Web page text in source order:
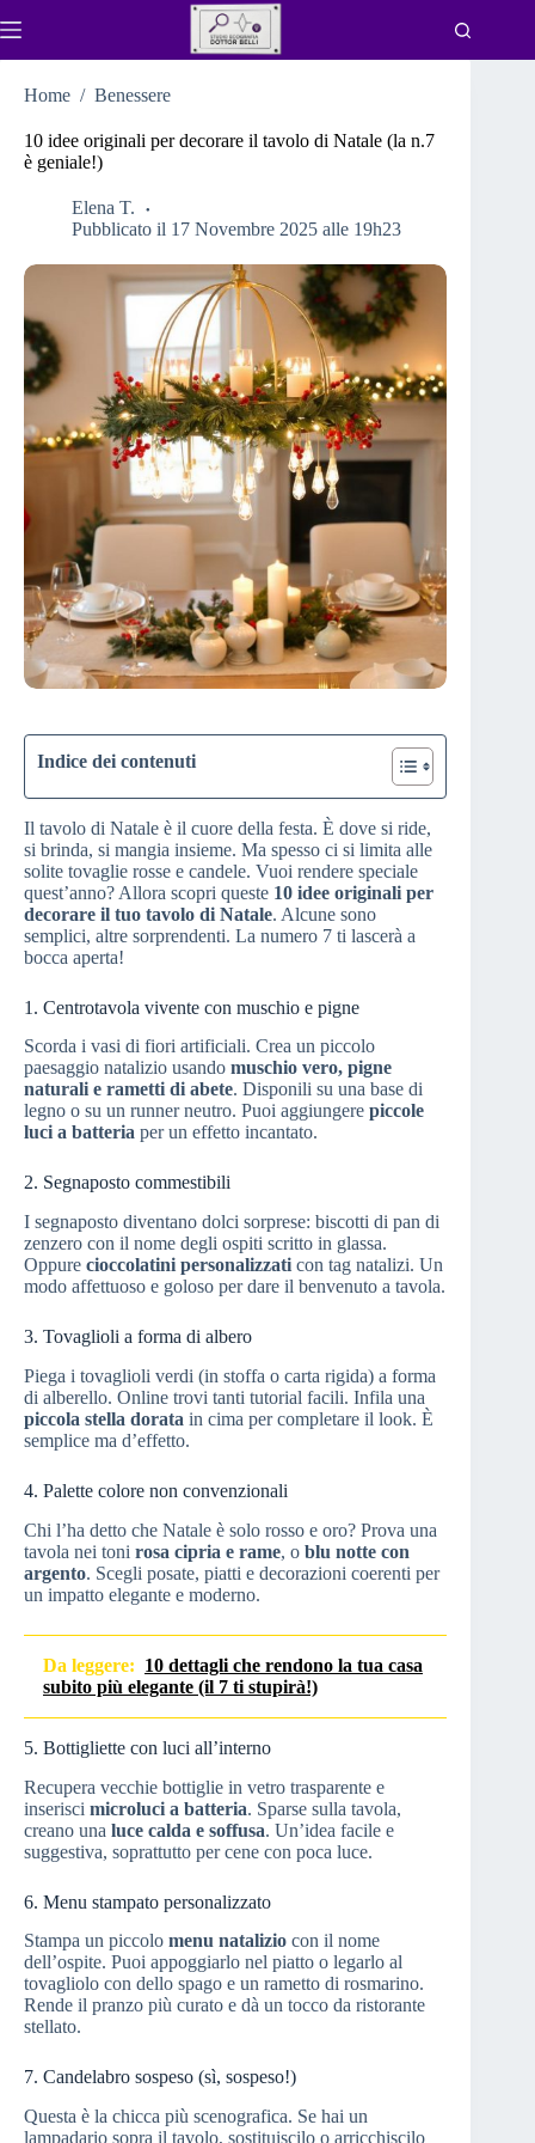
al
Home / Benessere
10 idee originali per decorare il tavolo di Natale (la n.7
è geniale!)
Elena T.
Pubblicato il 17 Novembre 2025 alle 19h23
Indice dei contenuti
Il tavolo di Natale è il cuore della festa. È dove si ride,
si brinda, si mangia insieme. Ma spesso ci si limita alle
solite tovaglie rosse e candele. Vuoi rendere speciale
quest’anno? Allora scopri queste 10 idee originali per
decorare il tuo tavolo di Natale. Alcune sono
semplici, altre sorprendenti. La numero 7 ti lascerà a
bocca aperta!
1. Centrotavola vivente con muschio e pigne
Scorda i vasi di fiori artificiali. Crea un piccolo
paesaggio natalizio usando muschio vero, pigne
naturali e rametti di abete. Disponili su una base di
legno o su un runner neutro. Puoi aggiungere piccole
luci a batteria per un effetto incantato.
2. Segnaposto commestibili
I segnaposto diventano dolci sorprese: biscotti di pan di
zenzero con il nome degli ospiti scritto in glassa.
Oppure cioccolatini personalizzati con tag natalizi. Un
modo affettuoso e goloso per dare il benvenuto a tavola.
3. Tovaglioli a forma di albero
Piega i tovaglioli verdi (in stoffa o carta rigida) a forma
di alberello. Online trovi tanti tutorial facili. Infila una
piccola stella dorata in cima per completare il look. È
semplice ma d’effetto.
4. Palette colore non convenzionali
Chi l’ha detto che Natale è solo rosso e oro? Prova una
tavola nei toni rosa cipria e rame, o blu notte con
argento. Scegli posate, piatti e decorazioni coerenti per
un impatto elegante e moderno.
Da leggere: 10 dettagli che rendono la tua casa
subito più elegante (il 7 ti stupirà!)
5. Bottigliette con luci all’interno
Recupera vecchie bottiglie in vetro trasparente e
inserisci microluci a batteria. Sparse sulla tavola,
creano una luce calda e soffusa. Un’idea facile e
suggestiva, soprattutto per cene con poca luce.
6. Menu stampato personalizzato
Stampa un piccolo menu natalizio con il nome
dell’ospite. Puoi appoggiarlo nel piatto o legarlo al
tovagliolo con dello spago e un rametto di rosmarino.
Rende il pranzo più curato e dà un tocco da ristorante
stellato.
7. Candelabro sospeso (sì, sospeso!)
Questa è la chicca più scenografica. Se hai un
lampadario sopra il tavolo, sostituiscilo o arricchiscilo